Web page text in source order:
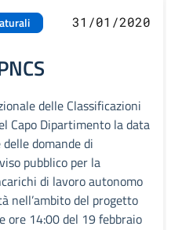
31/01/2020
delle Classificazioni
Capo Dipartimento la data
domande di
pubblico per la
di lavoro autonomo
nell’ambito del progetto
ore 14:00 del 19 febbraio